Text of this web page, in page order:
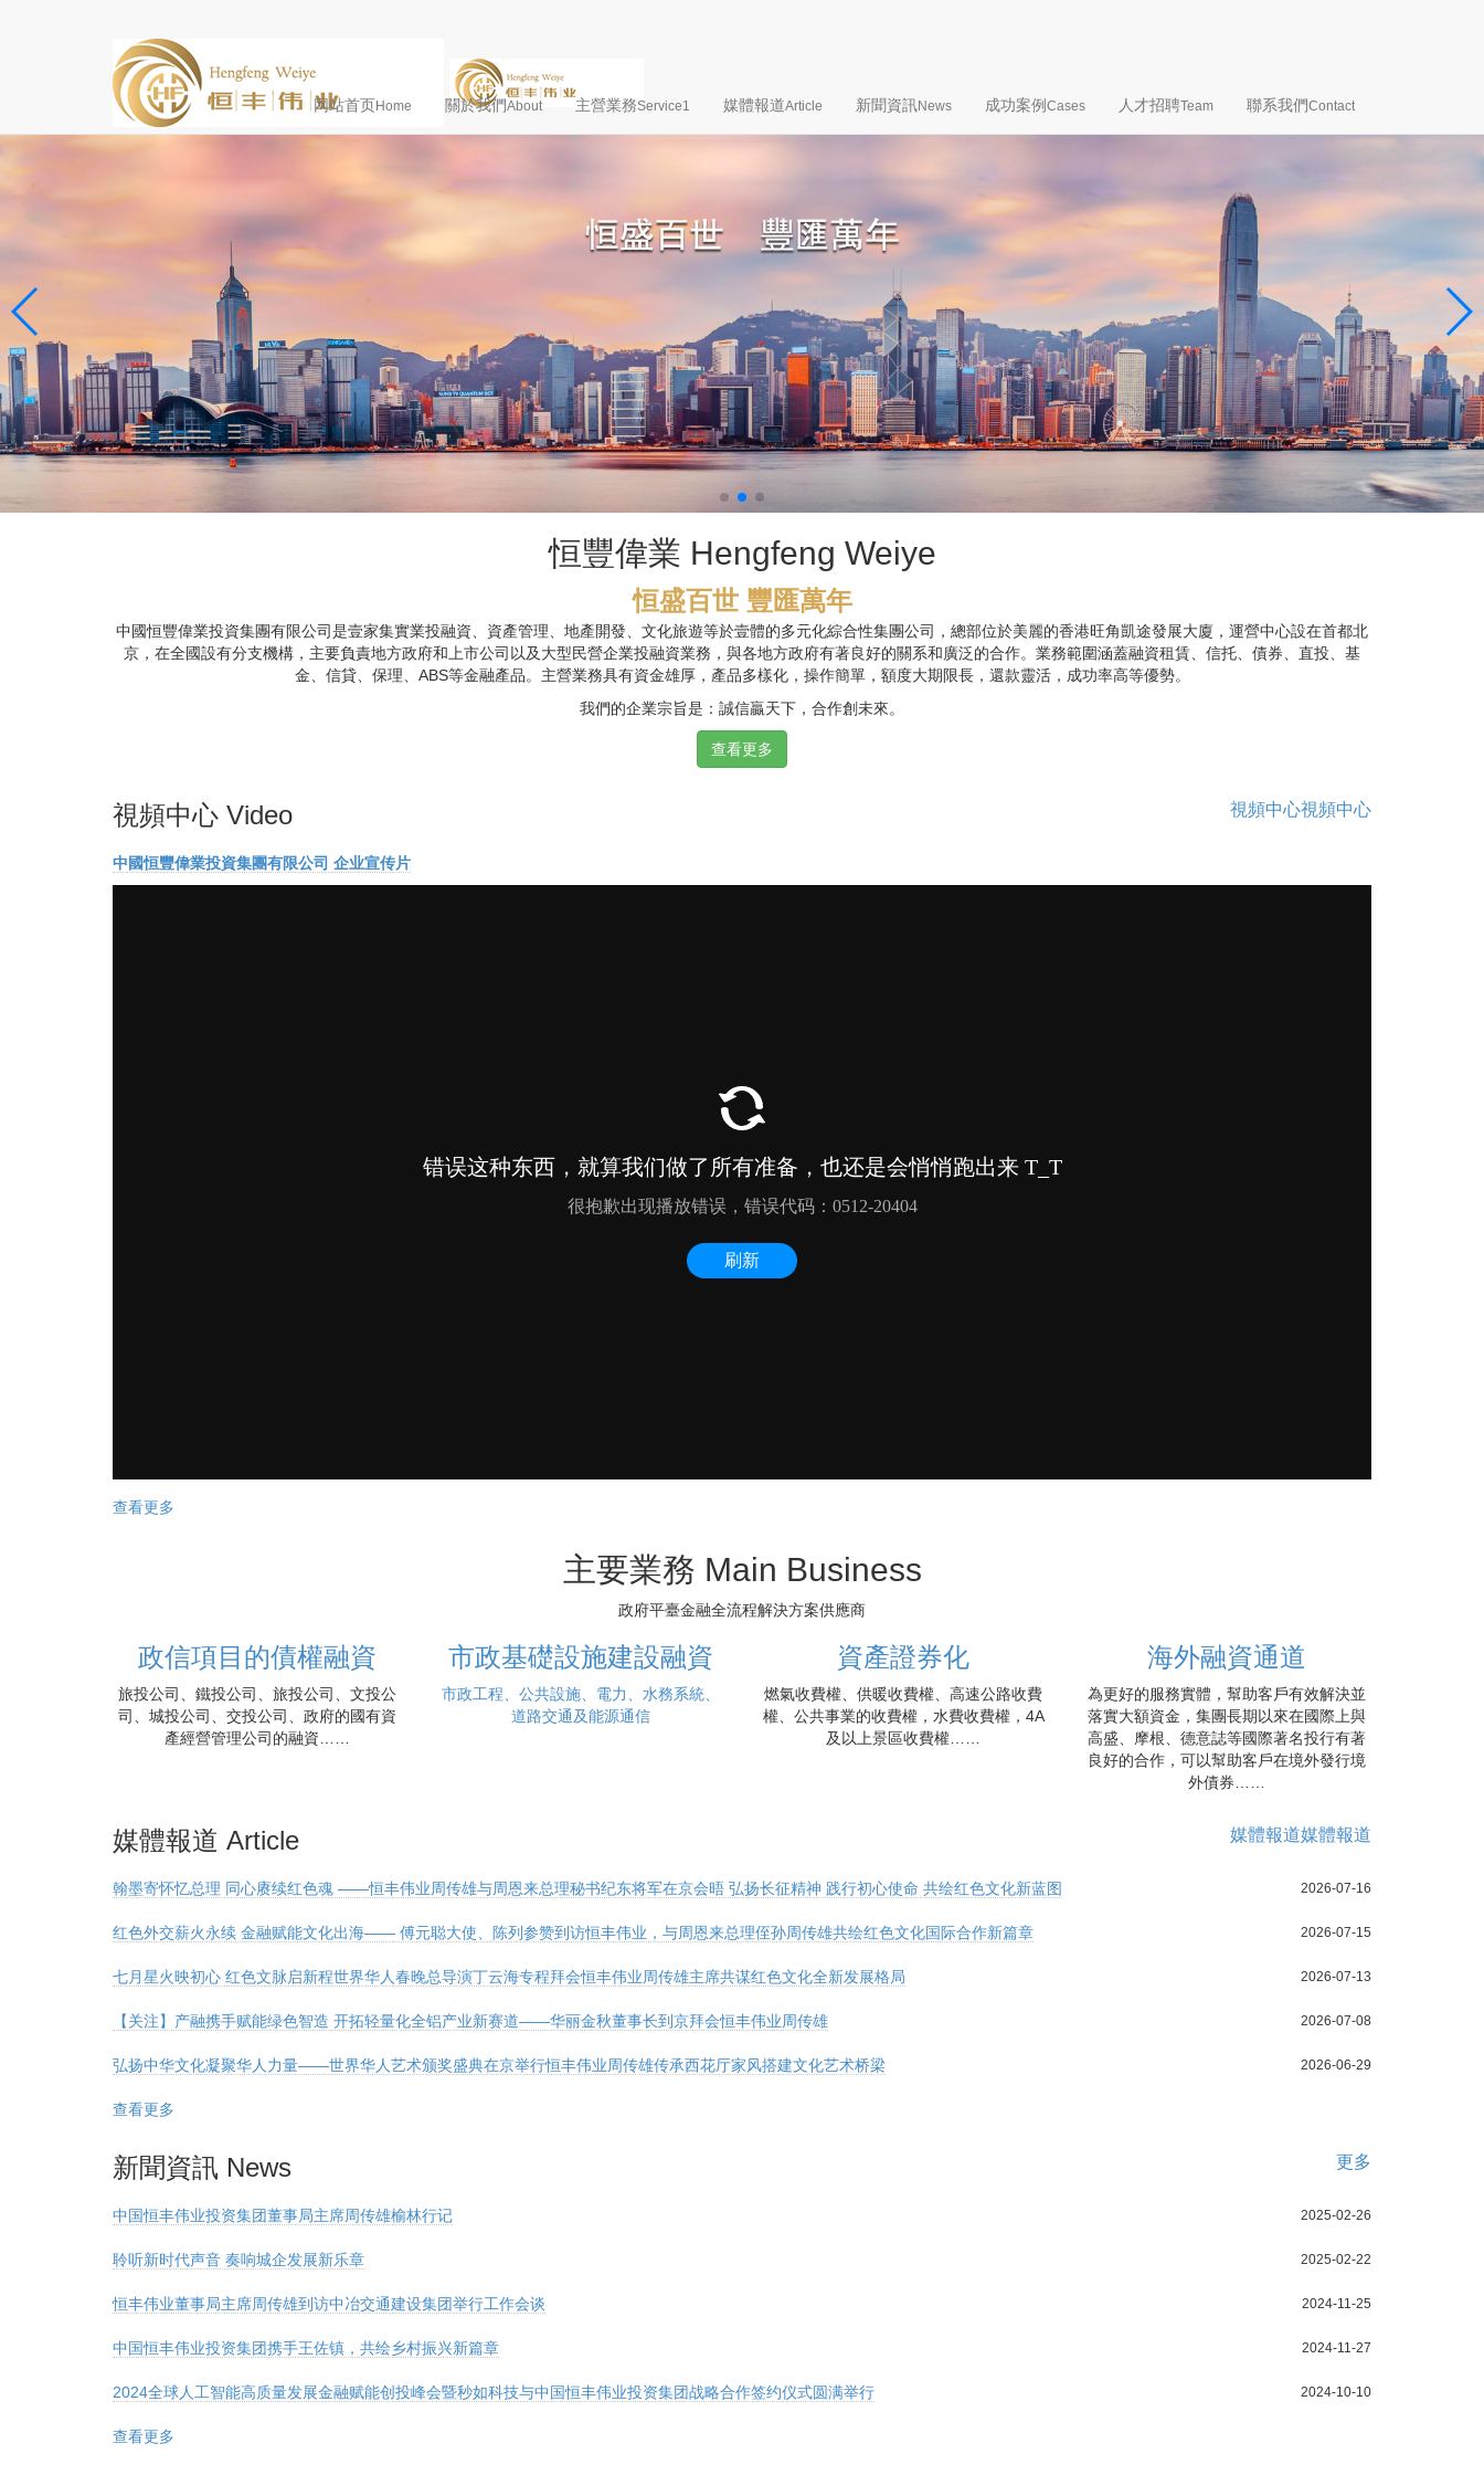
网站首页Home 關於我們About 主營業務Service1 媒體報道Article 新聞資訊News 成功案例 Cases 人才招聘Team 聯系我們Contact
恒豐偉業 Hengfeng Weiye
恒盛百世 豐匯萬年
中國恒豐偉業投資集團有限公司是壹家集實業投融資、資產管理、地產開發、文化旅遊等於壹體的多元化綜合性集團公司，總部位於美麗的香港旺角凱途發展大廈，運營中心設在首都北
京，在全國設有分支機構，主要負責地方政府和上市公司以及大型民營企業投融資業務，與各地方政府有著良好的關系和廣泛的合作。業務範圍涵蓋融資租賃、信托、債券、直投、基
金、信貸、保理、ABS等金融產品。主營業務具有資金雄厚，產品多樣化，操作簡單，額度大期限長，還款靈活，成功率高等優勢。
我們的企業宗旨是：誠信贏天下，合作創未來。
查看更多
視頻中心 Video 視頻中心視頻中心
中國恒豐偉業投資集團有限公司 企业宣传片
查看更多
主要業務 Main Business
政府平臺金融全流程解決方案供應商
政信項目的債權融資
旅投公司、鐵投公司、旅投公司、文投公
司、城投公司、交投公司、政府的國有資
產經營管理公司的融資……
市政基礎設施建設融資
市政工程、公共設施、電力、水務系統、
道路交通及能源通信
資產證券化
燃氣收費權、供暖收費權、高速公路收費
權、公共事業的收費權，水費收費權，4A
及以上景區收費權……
海外融資通道
為更好的服務實體，幫助客戶有效解決並
落實大額資金，集團長期以來在國際上與
高盛、摩根、德意誌等國際著名投行有著
良好的合作，可以幫助客戶在境外發行境
外債券……
媒體報道 Article 媒體報道媒體報道
翰墨寄怀忆总理 同心赓续红色魂 ——恒丰伟业周传雄与周恩来总理秘书纪东将军在京会晤 弘扬长征精神 践行初心使命 共绘红色文化新蓝图 2026-07-16
红色外交薪火永续 金融赋能文化出海—— 傅元聪大使、陈列参赞到访恒丰伟业，与周恩来总理侄孙周传雄共绘红色文化国际合作新篇章 2026-07-15
七月星火映初心 红色文脉启新程世界华人春晚总导演丁云海专程拜会恒丰伟业周传雄主席共谋红色文化全新发展格局 2026-07-13
【关注】产融携手赋能绿色智造 开拓轻量化全铝产业新赛道——华丽金秋董事长到京拜会恒丰伟业周传雄 2026-07-08
弘扬中华文化凝聚华人力量——世界华人艺术颁奖盛典在京举行恒丰伟业周传雄传承西花厅家风搭建文化艺术桥梁 2026-06-29
查看更多
新聞資訊 News 更多
中国恒丰伟业投资集团董事局主席周传雄榆林行记 2025-02-26
聆听新时代声音 奏响城企发展新乐章 2025-02-22
恒丰伟业董事局主席周传雄到访中冶交通建设集团举行工作会谈 2024-11-25
中国恒丰伟业投资集团携手王佐镇，共绘乡村振兴新篇章 2024-11-27
2024全球人工智能高质量发展金融赋能创投峰会暨秒如科技与中国恒丰伟业投资集团战略合作签约仪式圆满举行 2024-10-10
查看更多